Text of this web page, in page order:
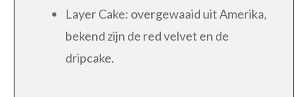
Layer Cake: overgewaaid uit Amerika,
bekend zijn de red velvet en de
dripcake.